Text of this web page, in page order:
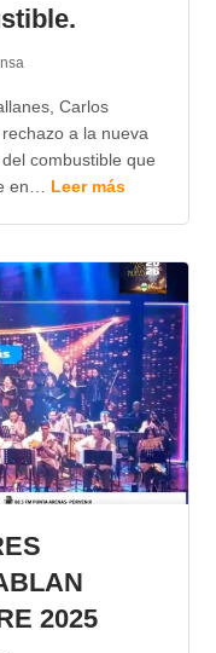
Carlos
a la nueva
combustible que
en… Leer más
2025